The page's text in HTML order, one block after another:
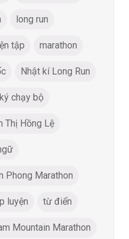
long run
tập marathon
Nhật kí Long Run
chạy bộ
Thị Hồng Lệ
Phong Marathon
luyện từ điển
Mountain Marathon